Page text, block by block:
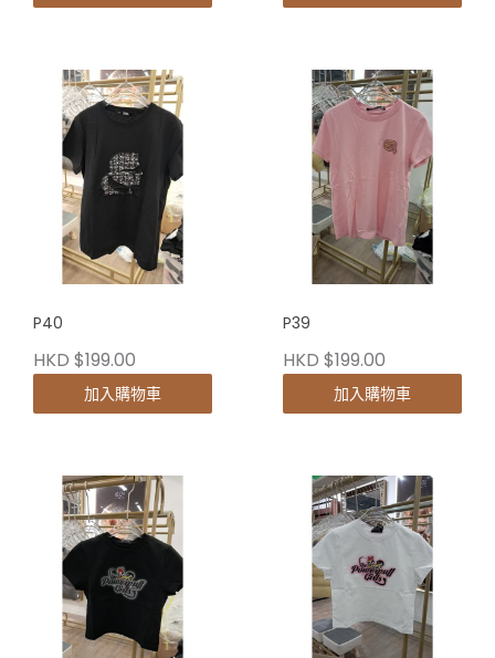
P40
HKD $199.00
加入購物車
P39
HKD $199.00
加入購物車